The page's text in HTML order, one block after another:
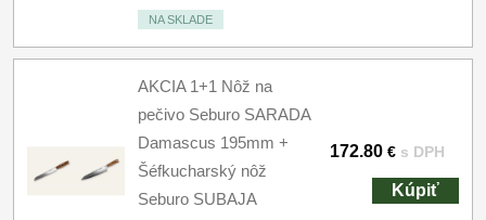
NA SKLADE
AKCIA 1+1 Nôž na
pečivo Seburo SARADA
Damascus 195mm +
Šéfkucharský nôž
Seburo SUBAJA
172.80 € s DPH
Kúpiť